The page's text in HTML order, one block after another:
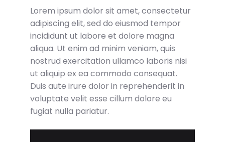
Lorem ipsum dolor sit amet, consectetur
adipiscing elit, sed do eiusmod tempor
incididunt ut labore et dolore magna
aliqua. Ut enim ad minim veniam, quis
nostrud exercitation ullamco laboris nisi
ut aliquip ex ea commodo consequat.
Duis aute irure dolor in reprehenderit in
voluptate velit esse cillum dolore eu
fugiat nulla pariatur.